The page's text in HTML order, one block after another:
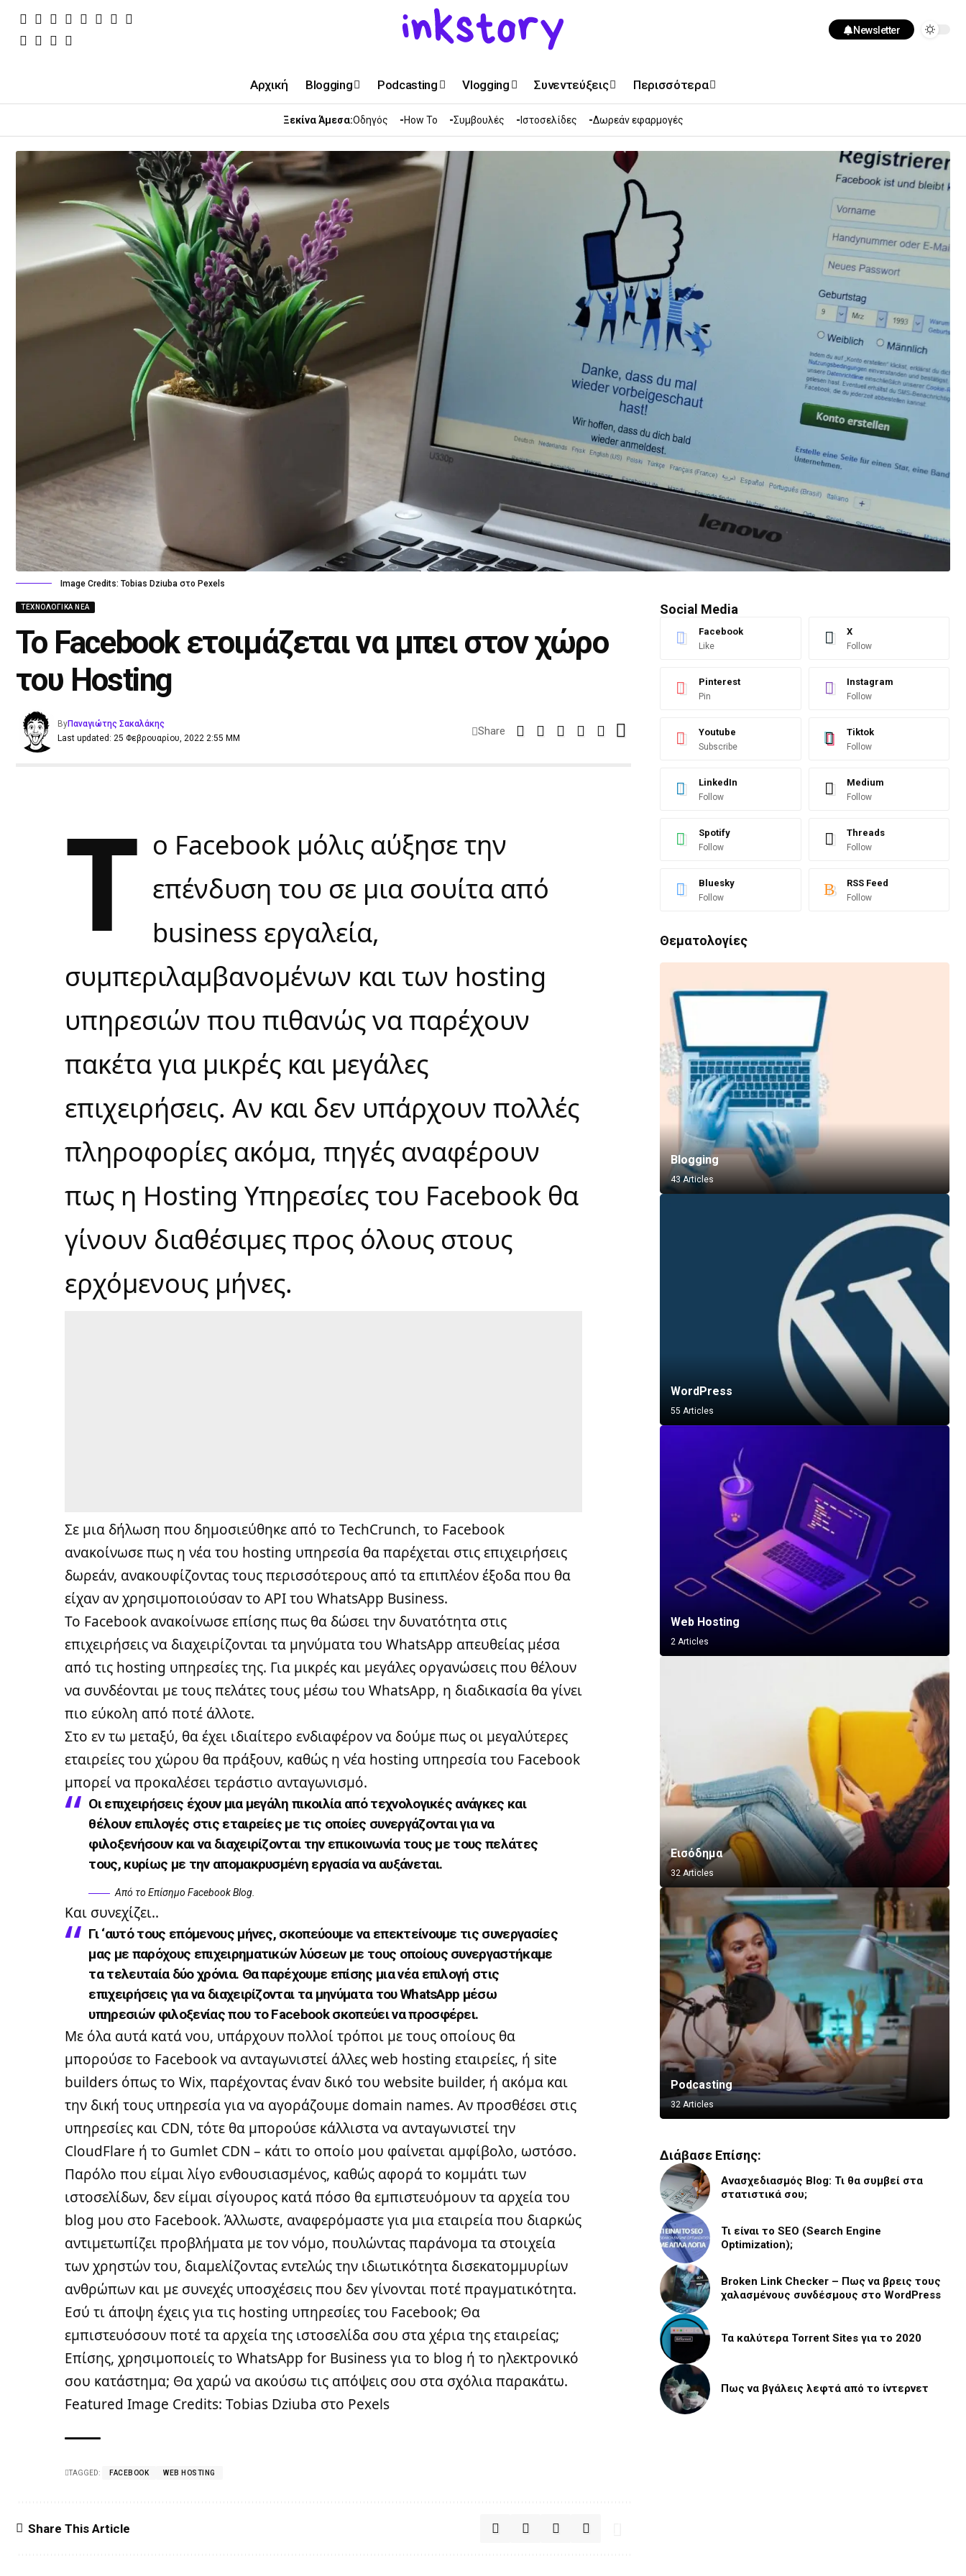
Newsletter
Αρχική Blogging Podcasting Vlogging Συνεντεύξεις Περισσότερα
Ξεκίνα Άμεσα:Οδηγός How To Συμβουλές Ιστοσελίδες Δωρεάν εφαρμογές
Image Credits: Tobias Dziuba στο Pexels
ΤΕΧΝΟΛΟΓΙΚΆ ΝΈΑ
Το Facebook ετοιμάζεται να μπει στον χώρο
του Hosting
Last updated: 25 Φεβρουαρίου, 2022 2:55 ΜΜ
ByΠαναγιώτης Σακαλάκης
Share
Τ ο Facebook μόλις αύξησε την
επένδυση του σε μια σουίτα από
business εργαλεία,
συμπεριλαμβανομένων και των hosting
υπηρεσιών που πιθανώς να παρέχουν
πακέτα για μικρές και μεγάλες
επιχειρήσεις. Αν και δεν υπάρχουν πολλές
πληροφορίες ακόμα, πηγές αναφέρουν
πως η Hosting Υπηρεσίεςτου Facebook θα
γίνουν διαθέσιμες προς όλους στους
ερχόμενους μήνες.
Σε μια δήλωση που δημοσιεύθηκε από το TechCrunch, το Facebook
ανακοίνωσε πως η νέα του hosting υπηρεσία θα παρέχεται στις επιχειρήσεις
δωρεάν, ανακουφίζοντας τους περισσότερους από τα επιπλέον έξοδα που θα
είχαν αν χρησιμοποιούσαν το API του WhatsApp Business.
Το Facebook ανακοίνωσε επίσης πως θα δώσει την δυνατότητα στις
επιχειρήσεις να διαχειρίζονται τα μηνύματα του WhatsApp απευθείας μέσα
από τις hosting υπηρεσίες της. Για μικρές και μεγάλες οργανώσεις που θέλουν
να συνδέονται με τους πελάτες τους μέσω του WhatsApp, η διαδικασία θα γίνει
πιο εύκολη από ποτέ άλλοτε.
Στο εν τω μεταξύ, θα έχει ιδιαίτερο ενδιαφέρον να δούμε πως οι μεγαλύτερες
εταιρείες του χώρου θα πράξουν, καθώς η νέα hosting υπηρεσία του Facebook
μπορεί να προκαλέσει τεράστιο ανταγωνισμό.
Οι επιχειρήσεις έχουν μια μεγάλη πικοιλία από τεχνολογικές ανάγκες και
θέλουν επιλογές στις εταιρείες με τις οποίες συνεργάζονται για να
φιλοξενήσουν και να διαχειρίζονται την επικοινωνία τους με τους πελάτες
τους, κυρίως με την απομακρυσμένη εργασία να αυξάνεται.
Από το ΕπίσημοFacebook Blog.
Και συνεχίζει..
Γι ‘αυτό τους επόμενους μήνες, σκοπεύουμε να επεκτείνουμε τις συνεργασίες
μας με παρόχους επιχειρηματικών λύσεων με τους οποίους συνεργαστήκαμε
τα τελευταία δύο χρόνια. Θα παρέχουμε επίσης μια νέα επιλογή στις
επιχειρήσεις για να διαχειρίζονται τα μηνύματα του WhatsApp μέσω
υπηρεσιών φιλοξενίας που το Facebook σκοπεύει να προσφέρει.
Με όλα αυτά κατά νου, υπάρχουν πολλοί τρόποι με τους οποίους θα
μπορούσε το Facebook να ανταγωνιστεί άλλες web hosting εταιρείες, ή site
builders όπως το Wix, παρέχοντας έναν δικό του website builder, ή ακόμα και
την δική τους υπηρεσία για να αγοράζουμε domain names. Αν προσθέσει στις
υπηρεσίες και CDN, τότε θα μπορούσε κάλλιστα να ανταγωνιστεί την
CloudFlare ή το Gumlet CDN – κάτι το οποίο μου φαίνεται αμφίβολο, ωστόσο.
Παρόλο που είμαι λίγο ενθουσιασμένος, καθώς αφορά το κομμάτι των
ιστοσελίδων, δεν είμαι σίγουρος κατά πόσο θα εμπιστευόμουν τα αρχεία του
blog μου στο Facebook. Άλλωστε, αναφερόμαστε για μια εταιρεία που διαρκώς
αντιμετωπίζει προβλήματα με τον νόμο, πουλώντας παράνομα τα στοιχεία
των χρηστών του, διαμελίζοντας εντελώς την ιδιωτικότητα δισεκατομμυρίων
ανθρώπων και με συνεχές υποσχέσεις που δεν γίνονται ποτέ πραγματικότητα.
Εσύ τι άποψη έχεις για τις hosting υπηρεσίες του Facebook; Θα
εμπιστευόσουν ποτέ τα αρχεία της ιστοσελίδα σου στα χέρια της εταιρείας;
Επίσης, χρησιμοποιείς το WhatsApp for Business για το blog ή το ηλεκτρονικό
σου κατάστημα; Θα χαρώ να ακούσω τις απόψεις σου στα σχόλια παρακάτω.
Featured Image Credits: Tobias Dziuba στο Pexels
TAGGED: FACEBOOK WEB HOSTING
Share This Article
Social Media
Facebook
Like
X
Follow
Pinterest
Pin
Instagram
Follow
Youtube
Subscribe
Tiktok
Follow
LinkedIn
Follow
Medium
Follow
Spotify
Follow
Threads
Follow
Bluesky
Follow
RSS Feed
Follow
Θεματολογίες
Blogging
43 Articles
WordPress
55 Articles
Web Hosting
2 Articles
Εισόδημα
32 Articles
Podcasting
32 Articles
Vlogging
8 Articles
Διάβασε Επίσης:
Ανασχεδιασμός Blog: Τι θα συμβεί στα
στατιστικά σου;
Τι είναι το SEO (Search Engine
Optimization);
Broken Link Checker – Πως να βρεις τους
χαλασμένους συνδέσμους στο WordPress
Τα καλύτερα Torrent Sites για το 2020
Πως να βγάλεις λεφτά από το ίντερνετ